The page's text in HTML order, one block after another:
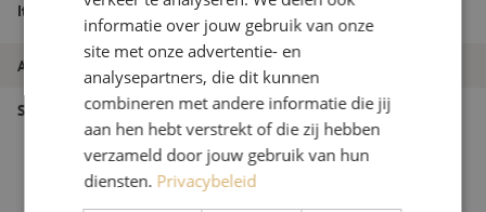
Itemnaam
ducts, Fremco
Artikelnummer M10000073
Soort product MultiFlow Rapid
informatie over jouw gebruik van onze
site met onze advertentie- en
analysepartners, die dit kunnen
combineren met andere informatie die jij
aan hen hebt verstrekt of die zij hebben
verzameld door jouw gebruik van hun
diensten. Privacybeleid